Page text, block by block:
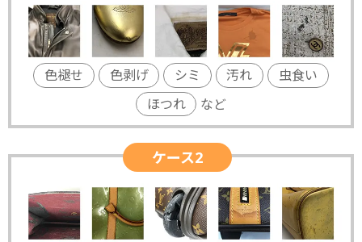
色褪せ 色剥げ シミ 汚れ
虫食い
ほつれ
など
ケース2